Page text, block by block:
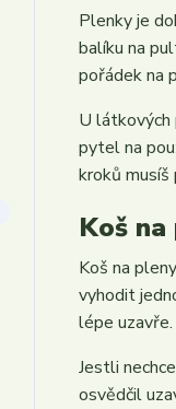
Plenky je
balíku na
pořádek na
U látkových
pytel na
kroků
Koš
Koš na
vyhodit
lépe uzavře.
Jestli
osvědčil